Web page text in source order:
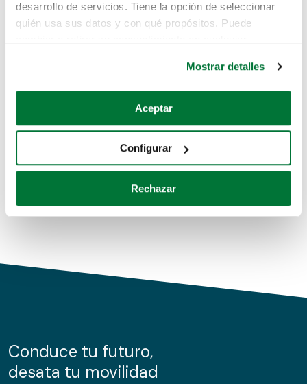
desarrollo de servicios. Tiene la opción de seleccionar
quién usa sus datos y con qué propósitos. Puede
Si lo permite, también quisiéramos:
Recopilar información sobre su ubicación geográfica
Identificar su dispositivo analizándolo activamente
para buscar características específicas (huellas
Obtenga más información sobre cómo se procesan sus
de cookies.
información sobre el uso que haga del sitio web con
nuestros partners de redes sociales, publicidad y análisis
Mostrar detalles
Aceptar
Configurar
Rechazar
Pero puedes encontrar el coche que estás
buscando en alguno de estos enlaces:
Coches de segunda mano
Coches de km0
Conduce tu futuro,
desata tu movilidad